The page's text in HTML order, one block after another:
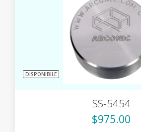
DISPONIBILE
SS-5454
$975.00